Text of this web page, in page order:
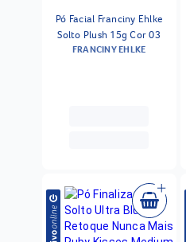
Pó Facial Franciny Ehlke
Solto Plush 15g Cor 03
FRANCINY EHLKE